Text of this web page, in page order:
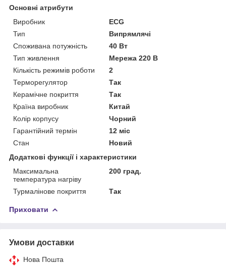
Основні атрибути
Виробник
ECG
Тип
Випрямлячі
Споживана потужність
40 Вт
Тип живлення
Мережа 220 В
Кількість режимів роботи
2
Терморегулятор
Так
Керамічне покриття
Так
Країна виробник
Китай
Колір корпусу
Чорний
Гарантійний термін
12 міс
Стан
Новий
Додаткові функції і характеристики
Максимальна
температура нагріву
200 град.
Турмалінове покриття Так
Приховати
Умови доставки
Нова Пошта